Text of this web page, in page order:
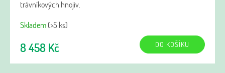
trávníkových hnojiv.
Skladem(>5 ks)
8 458 Kč DO KOŠÍKU